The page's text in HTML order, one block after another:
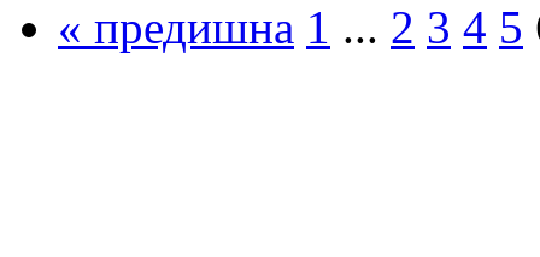
« предишна 1 ... 2 3 4 5